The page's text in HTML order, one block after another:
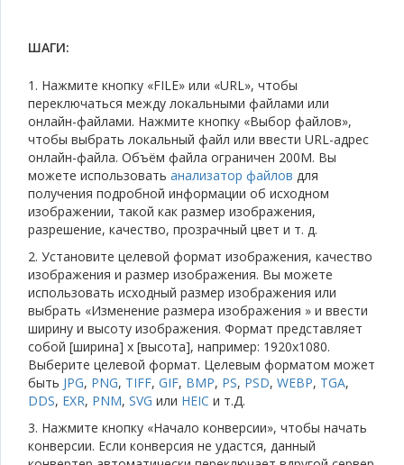
ШАГИ:
1. Нажмите кнопку «FILE» или «URL», чтобы
переключаться между локальными файлами или
онлайн-файлами. Нажмите кнопку «Выбор файлов»,
чтобы выбрать локальный файл или ввести URL-адрес
онлайн-файла. Объём файла ограничен 200M. Вы
можете использовать анализатор файлов для
получения подробной информации об исходном
изображении, такой как размер изображения,
разрешение, качество, прозрачный цвет и т. д.
2. Установите целевой формат изображения, качество
изображения и размер изображения. Вы можете
использовать исходный размер изображения или
выбрать «Изменение размера изображения » и ввести
ширину и высоту изображения. Формат представляет
собой [ширина] x [высота], например: 1920x1080.
Выберите целевой формат. Целевым форматом может
быть JPG, PNG, TIFF, GIF, BMP, PS, PSD, WEBP, TGA,
DDS, EXR, PNM, SVG или HEIC и т.Д.
3. Нажмите кнопку «Начало конверсии», чтобы начать
конверсии. Если конверсия не удастся, данный